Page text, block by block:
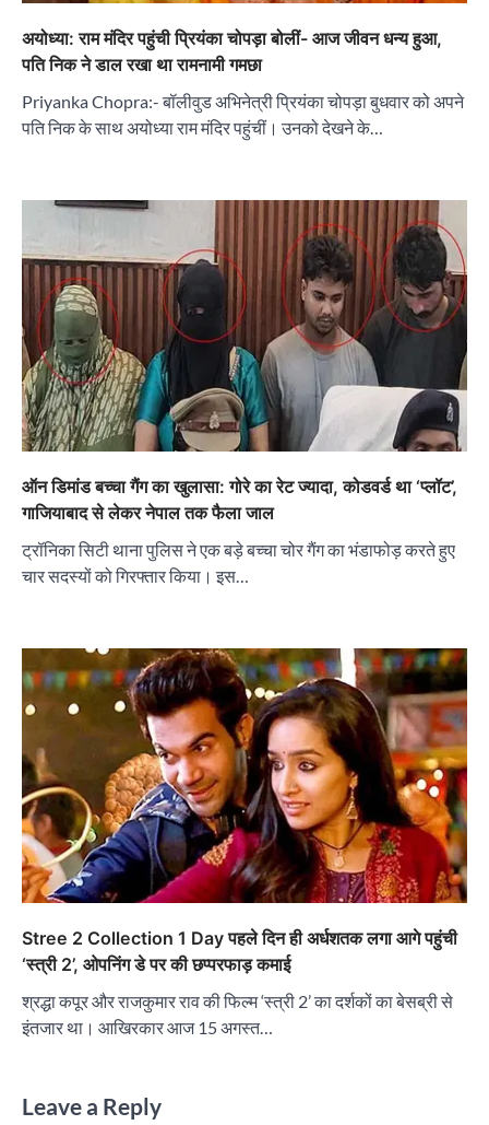
अयोध्या: राम मंदिर पहुंची प्रियंका चोपड़ा बोलीं- आज जीवन धन्य हुआ,
पति निक ने डाल रखा था रामनामी गमछा
Priyanka Chopra:- बॉलीवुड अभिनेत्री प्रियंका चोपड़ा बुधवार को अपने
पति निक के साथ अयोध्या राम मंदिर पहुंचीं। उनको देखने के…
ऑन डिमांड बच्चा गैंग का खुलासा: गोरे का रेट ज्यादा, कोडवर्ड था ‘प्लॉट’,
गाजियाबाद से लेकर नेपाल तक फैला जाल
ट्रॉनिका सिटी थाना पुलिस ने एक बड़े बच्चा चोर गैंग का भंडाफोड़ करते हुए
चार सदस्यों को गिरफ्तार किया। इस…
Stree 2 Collection 1 Day पहले दिन ही अर्धशतक लगा आगे पहुंची
‘स्त्री 2’, ओपनिंग डे पर की छप्परफाड़ कमाई
श्रद्धा कपूर और राजकुमार राव की फिल्म ‘स्त्री 2’ का दर्शकों का बेसब्री से
इंतजार था। आखिरकार आज 15 अगस्त…
Leave a Reply